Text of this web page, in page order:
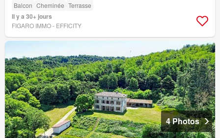
Balcon Cheminée Terrasse
Il y a 30+ jours
FIGARO IMMO - EFFICITY
4 Photos